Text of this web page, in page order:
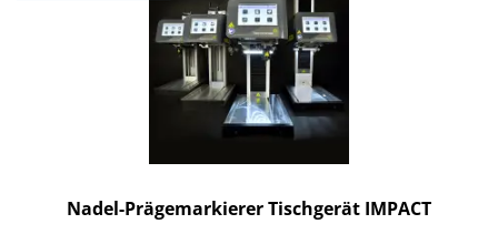
Nadel-Prägemarkierer Tischgerät IMPACT